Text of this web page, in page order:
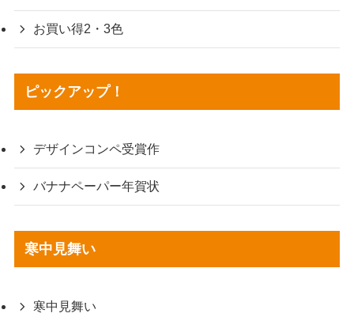
お買い得2・3色
ピックアップ！
デザインコンペ受賞作
バナナペーパー年賀状
寒中見舞い
寒中見舞い